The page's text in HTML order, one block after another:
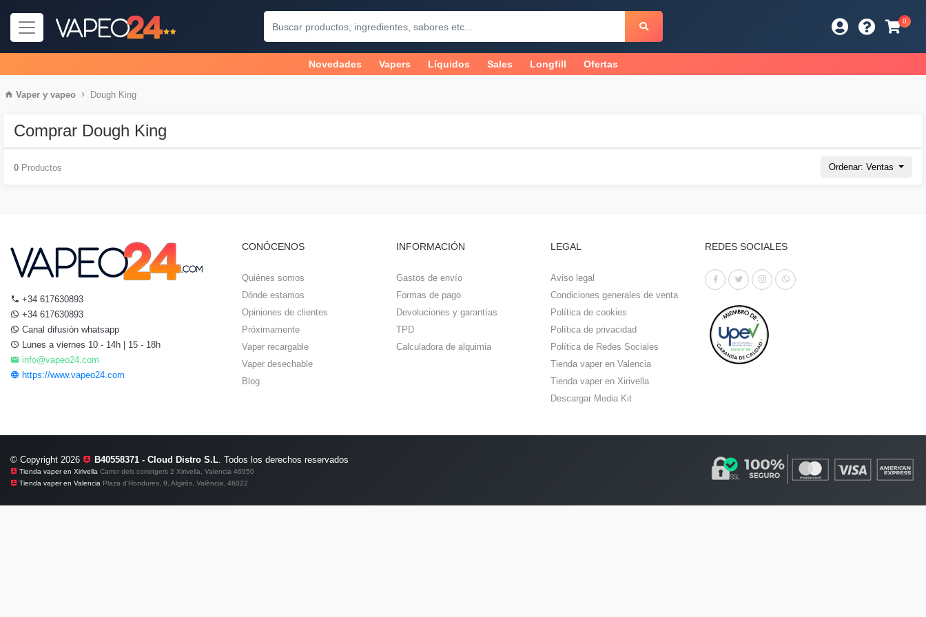
0
Novedades Vapers Líquidos Sales Longfill Ofertas
Vaper y vapeo Dough King
Comprar Dough King
Ordenar: Ventas
0 Productos
+34 617630893
+34 617630893
Canal difusión whatsapp
Lunes a viernes 10 - 14h | 15 - 18h
info@vapeo24.com
https://www.vapeo24.com
CONÓCENOS
Quiénes somos
Dónde estamos
Opiniones de clientes
Próximamente
Vaper recargable
Vaper desechable
Blog
INFORMACIÓN
Gastos de envío
Formas de pago
Devoluciones y garantías
TPD
Calculadora de alquimia
LEGAL
Aviso legal
Condiciones generales de venta
Política de cookies
Política de privacidad
Política de Redes Sociales
Tienda vaper en Valencia
Tienda vaper en Xirivella
Descargar Media Kit
REDES SOCIALES
© Copyright 2026 B40558371 - Cloud Distro S.L. Todos los derechos reservados
Tienda vaper en Xirivella Carrer dels corretgers 2 Xirivella, Valencia 46950
Tienda vaper en Valencia Plaza d'Hondures, 9, Algirós, València, 46022